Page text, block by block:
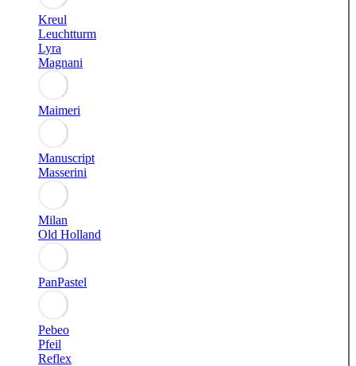
Kreul
Leuchtturm
Lyra
Magnani
Maimeri
Manuscript
Masserini
Milan
Old Holland
PanPastel
Pebeo
Pfeil
Reflex